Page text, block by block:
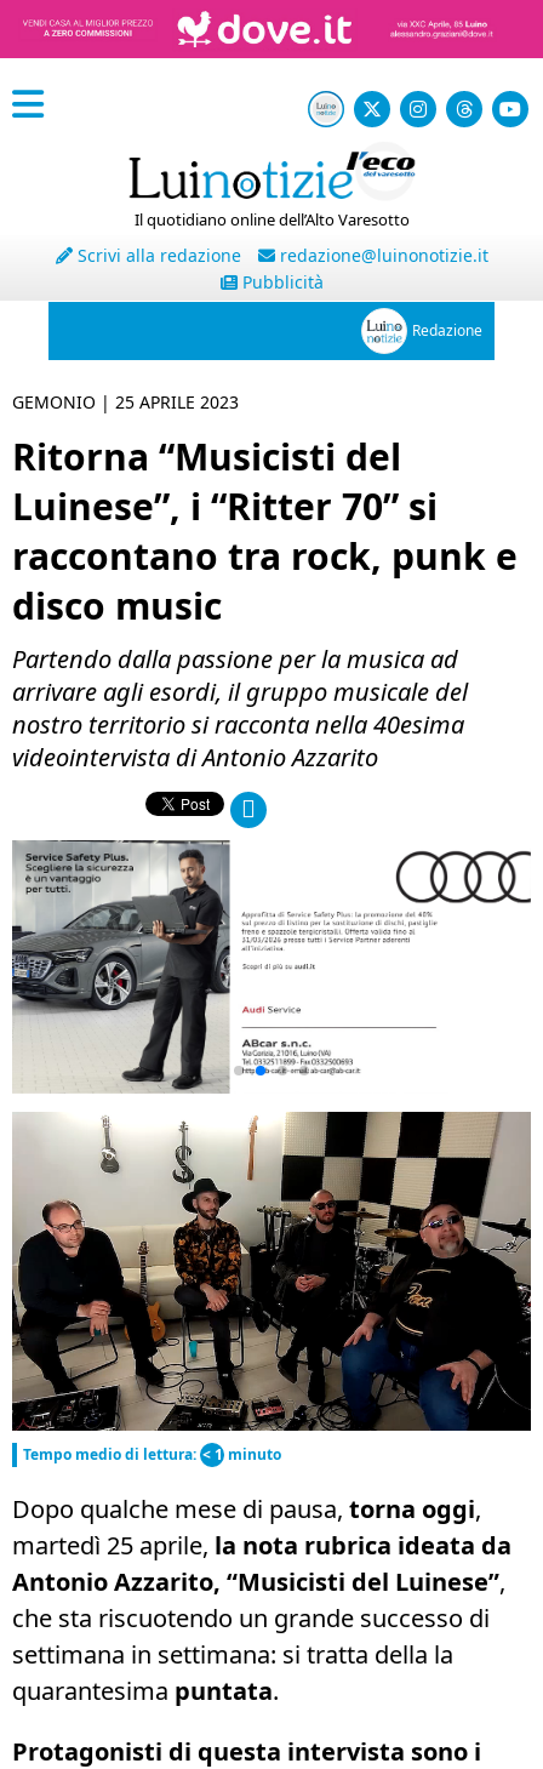
Il quotidiano online dell’Alto Varesotto
Scrivi alla redazione
redazione@luinonotizie.it
Pubblicità
Redazione
GEMONIO | 25 APRILE 2023
Ritorna “Musicisti del
Luinese”, i “Ritter 70” si
raccontano tra rock, punk e
disco music
Partendo dalla passione per la musica ad
arrivare agli esordi, il gruppo musicale del
nostro territorio si racconta nella 40esima
videointervista di Antonio Azzarito
Tempo medio di lettura: < 1 minuto
Dopo qualche mese di pausa, torna oggi,
martedì 25 aprile, la nota rubrica ideata da
Antonio Azzarito, “Musicisti del Luinese”,
che sta riscuotendo un grande successo di
settimana in settimana: si tratta della la
quarantesima puntata.
Protagonisti di questa intervista sono i